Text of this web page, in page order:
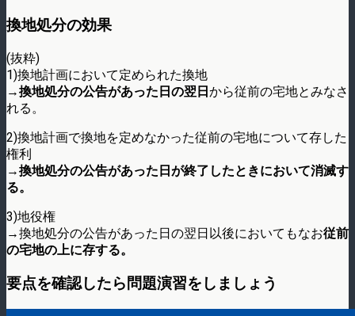
換地処分の効果
(抜粋)
1)換地計画において定められた換地
→換地処分の公告があった日の翌日から従前の宅地とみなさ
れる。
2)換地計画で換地を定めなかった従前の宅地について存した
権利
→換地処分の公告があった日が終了したときにおいて消滅す
る。
3)地役権
→換地処分の公告があった日の翌日以後においてもなお従前
の宅地の上に存する。
要点を確認したら問題演習をしましょう